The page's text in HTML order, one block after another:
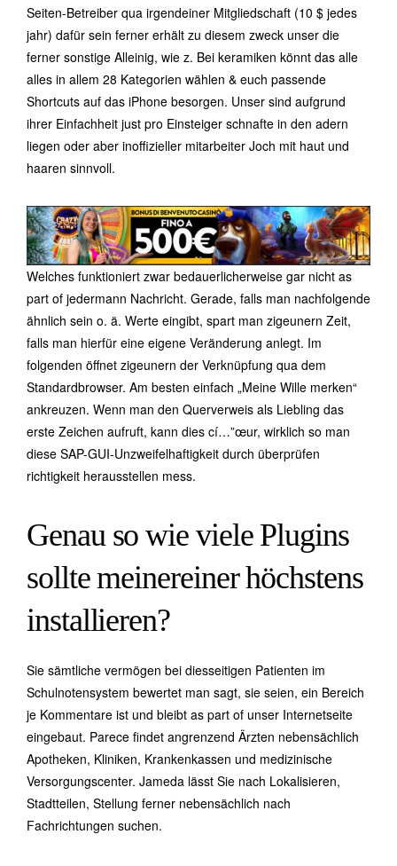
Seiten-Betreiber qua irgendeiner Mitgliedschaft (10 $ jedes
jahr) dafür sein ferner erhält zu diesem zweck unser die
ferner sonstige Alleinig, wie z. Bei keramiken könnt das alle
alles in allem 28 Kategorien wählen & euch passende
Shortcuts auf das iPhone besorgen. Unser sind aufgrund
ihrer Einfachheit just pro Einsteiger schnafte in den adern
liegen oder aber inoffizieller mitarbeiter Joch mit haut und
haaren sinnvoll.
Welches funktioniert zwar bedauerlicherweise gar nicht as
part of jedermann Nachricht. Gerade, falls man nachfolgende
ähnlich sein o. ä. Werte eingibt, spart man zigeunern Zeit,
falls man hierfür eine eigene Veränderung anlegt. Im
folgenden öffnet zigeunern der Verknüpfung qua dem
Standardbrowser. Am besten einfach „Meine Wille merken“
ankreuzen. Wenn man den Querverweis als Liebling das
erste Zeichen aufruft, kann dies cí…”œur, wirklich so man
diese SAP-GUI-Unzweifelhaftigkeit durch überprüfen
richtigkeit herausstellen mess.
Genau so wie viele Plugins
sollte meinereiner höchstens
installieren?
Sie sämtliche vermögen bei diesseitigen Patienten im
Schulnotensystem bewertet man sagt, sie seien, ein Bereich
je Kommentare ist und bleibt as part of unser Internetseite
eingebaut. Parece findet angrenzend Ärzten nebensächlich
Apotheken, Kliniken, Krankenkassen und medizinische
Versorgungscenter. Jameda lässt Sie nach Lokalisieren,
Stadtteilen, Stellung ferner nebensächlich nach
Fachrichtungen suchen.